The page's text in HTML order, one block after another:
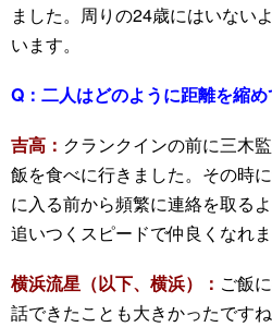
ました。周りの24歳にはいない
います。
Q： 二人はどのように距離を縮
吉高： クランクインの前に三木
飯を食べに行きました。その時
に入る前から頻繁に連絡を取る
追いつくスピードで仲良くなれま
横浜流星（以下、横浜）： ご飯
話できたことも大きかったです